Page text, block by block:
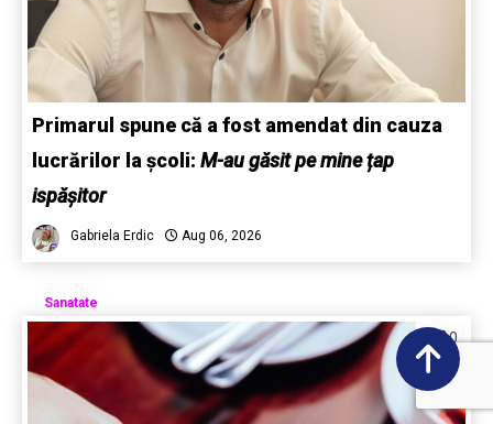
Primarul spune că a fost amendat din cauza
lucrărilor la școli: M-au găsit pe mine țap
ispășitor
Gabriela Erdic Aug 06, 2026
Sanatate
0